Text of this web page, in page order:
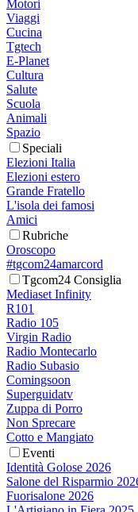
Motori
Viaggi
Cucina
Tgtech
E-Planet
Cultura
Salute
Scuola
Animali
Spazio
Speciali
Elezioni Italia
Elezioni estero
Grande Fratello
L'isola dei famosi
Amici
Rubriche
Oroscopo
#tgcom24amarcord
Tgcom24 Consiglia
Mediaset Infinity
R101
Radio 105
Virgin Radio
Radio Montecarlo
Radio Subasio
Comingsoon
Superguidatv
Zuppa di Porro
Non Sprecare
Cotto e Mangiato
Eventi
Identità Golose 2026
Salone del Risparmio
Fuorisalone 2026